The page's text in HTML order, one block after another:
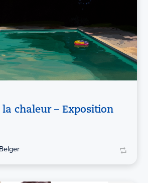
chaleur – Exposition